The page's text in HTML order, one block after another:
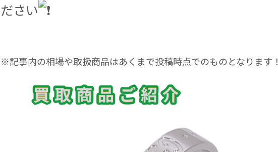
ださい
※記事内の相場や取扱商品はあくまで投稿時点でのものとなります！